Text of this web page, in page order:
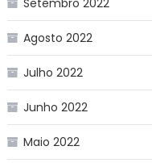
Agosto 2022
Julho 2022
Junho 2022
Maio 2022